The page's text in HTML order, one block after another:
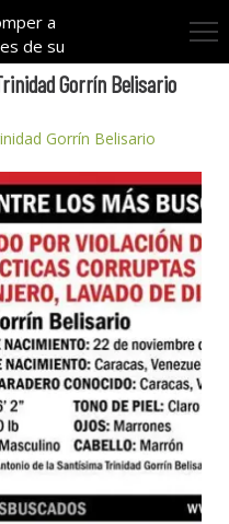
Gorrín Belisario
Gorrín Belisario